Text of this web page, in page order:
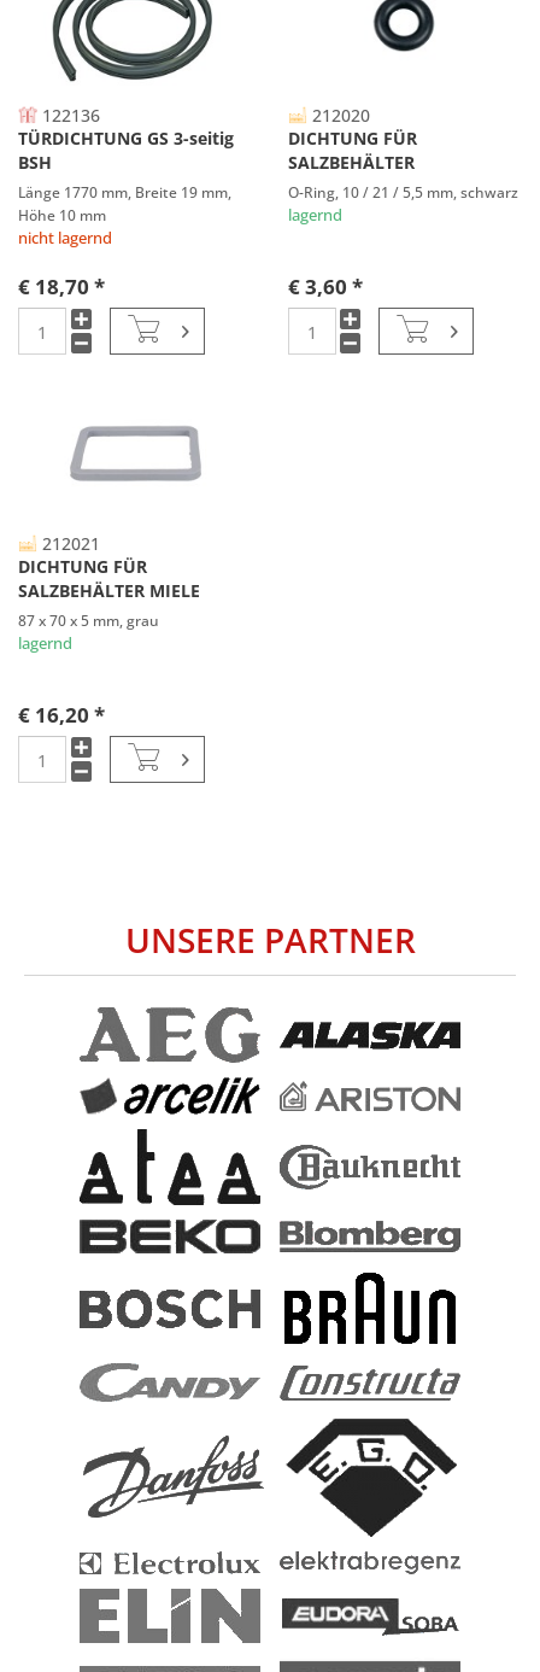
122136
TÜRDICHTUNG GS 3-seitig
BSH
Länge 1770 mm, Breite 19 mm,
Höhe 10 mm
nicht lagernd
€ 18,70 *
212020
DICHTUNG FÜR
SALZBEHÄLTER
WHIRLPOOL
O-Ring, 10 / 21 / 5,5 mm, schwarz
lagernd
€ 3,60 *
212021
DICHTUNG FÜR
SALZBEHÄLTER MIELE
87 x 70 x 5 mm, grau
lagernd
€ 16,20 *
UNSERE PARTNER